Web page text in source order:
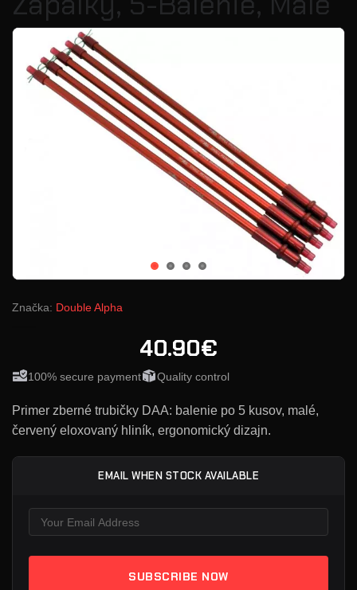
Značka: Double Alpha
40.90€
100% secure payment Quality control
Primer zberné trubičky DAA: balenie po 5 kusov, malé,
červený eloxovaný hliník, ergonomický dizajn.
EMAIL WHEN STOCK AVAILABLE